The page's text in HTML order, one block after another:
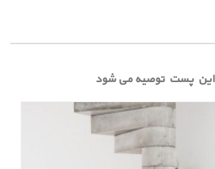
این پست توصیه می شود